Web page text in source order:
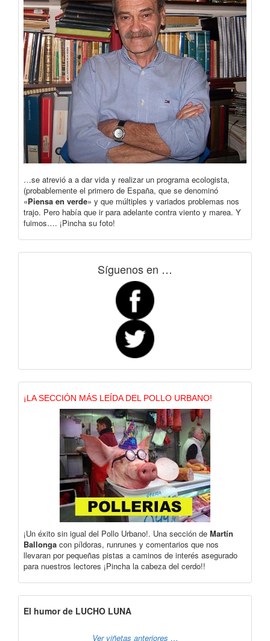
…se atrevió a a dar vida y realizar un programa ecologista,
(probablemente el primero de España, que se denominó
«Piensa en verde» y que múltiples y variados problemas nos
trajo. Pero había que ir para adelante contra viento y marea. Y
fuimos…. ¡Pincha su foto!
Síguenos en …
¡LA SECCIÓN MÁS LEÍDA DEL POLLO URBANO!
¡Un éxito sin igual del Pollo Urbano!. Una sección de Martín
Ballonga con píldoras, runrunes y comentarios que nos
llevaran por pequeñas pistas a caminos de interés asegurado
para nuestros lectores ¡Pincha la cabeza del cerdo!!
El humor de LUCHO LUNA
Ver viñetas anteriores …